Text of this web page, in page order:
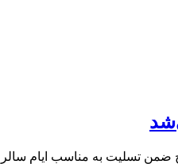
ضمن تسلیت به مناسب ایام